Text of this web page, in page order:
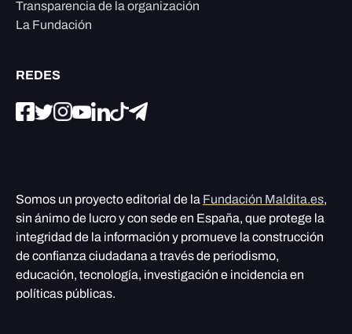
Transparencia de la organización
La Fundación
REDES
Somos un proyecto editorial de la Fundación Maldita.es,
sin ánimo de lucro y con sede en España, que protege la
integridad de la información y promueve la construcción
de confianza ciudadana a través de periodismo,
educación, tecnología, investigación e incidencia en
políticas públicas.